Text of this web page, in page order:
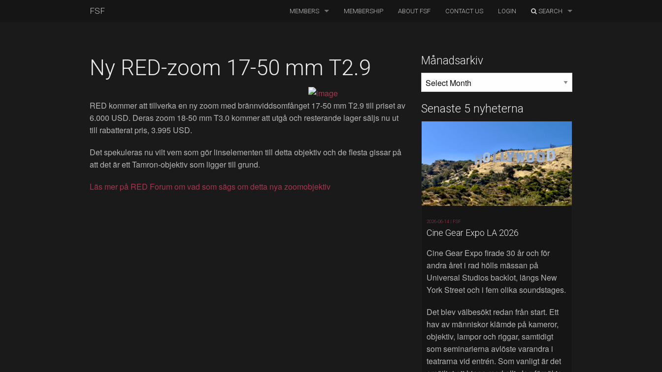
FSF MEMBERS
ASSOCIATED MEMBERS
HONORARY MEMBERS
BOARD MEMBERS
MEMBERSHIP ABOUT FSF CONTACT US LOGIN SEARCH
Ny RED-zoom 17-50 mm T2.9
RED kommer att tillverka en ny zoom med brännviddsomfånget 17-50 mm T2.9 till priset av
6.000 USD. Deras zoom 18-50 mm T3.0 kommer att utgå och resterande lager säljs nu ut
till rabatterat pris, 3.995 USD.
Det spekuleras nu vilt vem som gör linselementen till detta objektiv och de flesta gissar på
att det är ett Tamron-objektiv som ligger till grund.
Läs mer på RED Forum om vad som sägs om detta nya zoomobjektiv
Månadsarkiv
Senaste 5 nyheterna
2026-06-14 | FSF
Cine Gear Expo LA 2026
Cine Gear Expo firade 30 år och för
andra året i rad hölls mässan på
Universal Studios backlot, längs New
York Street och i fem olika soundstages.
Det blev välbesökt redan från start. Ett
hav av människor klämde på kameror,
objektiv, lampor och riggar, samtidigt
som seminarierna avlöste varandra i
teatrarna vid entrén. Som vanligt är det